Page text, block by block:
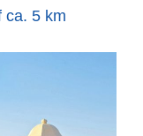
ca. 5 km